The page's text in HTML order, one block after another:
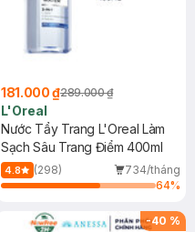
181.000 ₫289.000 ₫
L'Oreal
Nước Tẩy Trang L'Oreal Làm
Sạch Sâu Trang Điểm 400ml
4.8 (298)
734/tháng
64%
-40 %